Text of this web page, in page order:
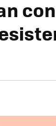
con